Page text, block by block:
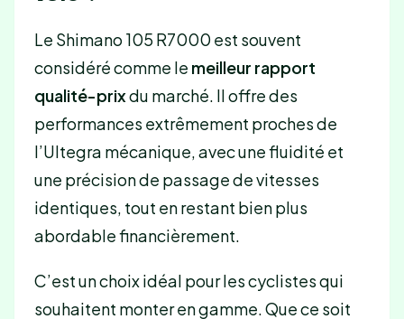
Le Shimano 105 R7000 est souvent
considéré comme le meilleur rapport
qualité-prixdu marché. Il offre des
performances extrêmement proches de
l’Ultegra mécanique, avec une fluidité et
une précision de passage de vitesses
identiques, tout en restant bien plus
abordable financièrement.
C’est un choix idéal pour les cyclistes qui
souhaitent monter en gamme. Que ce soit